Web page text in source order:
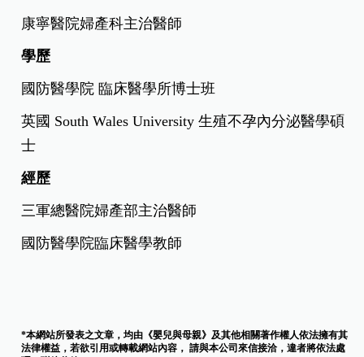
康寧醫院婦產科主治醫師
學歷
國防醫學院 臨床醫學所博士班
英國 South Wales University 生殖不孕內分泌醫學碩
士
經歷
三軍總醫院婦產部主治醫師
國防醫學院臨床醫學教師
*本網站所發表之文章，均由《嬰兒與母親》及其他相關著作權人依法擁有其
法律權益，若欲引用或轉載網站內容， 請與本公司來信接洽，違者將依法處